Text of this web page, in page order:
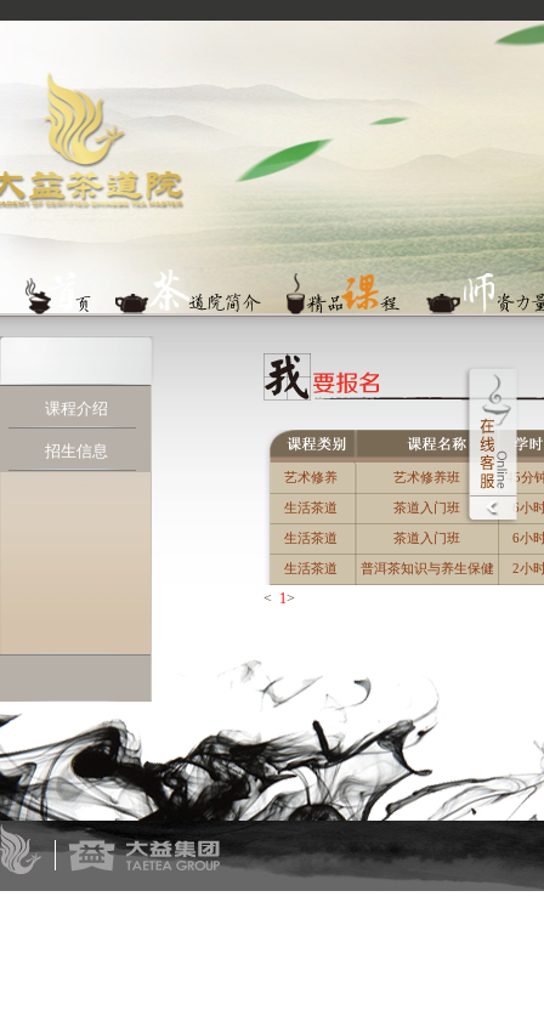
课程介绍
招生信息
艺术修养 艺术修养班
45分
节，
节
生活茶道 茶道入门班 6小
生活茶道 茶道入门班 6小
生活茶道 普洱茶知识与养生保健 2小
< 1>